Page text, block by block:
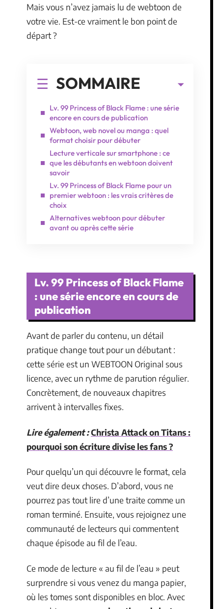
Mais vous n’avez jamais lu de webtoon de
votre vie. Est-ce vraiment le bon point de
départ ?
SOMMAIRE
Lv. 99 Princess of Black Flame : une série
encore en cours de publication
Webtoon, web novel ou manga : quel
format choisir pour débuter
Lecture verticale sur smartphone : ce
que les débutants en webtoon doivent
savoir
Lv. 99 Princess of Black Flame pour un
premier webtoon : les vrais critères de
choix
Alternatives webtoon pour débuter
avant ou après cette série
Lv. 99 Princess of Black Flame
: une série encore en cours de
publication
Avant de parler du contenu, un détail
pratique change tout pour un débutant :
cette série est un WEBTOON Original sous
licence, avec un rythme de parution régulier.
Concrètement, de nouveaux chapitres
arrivent à intervalles fixes.
Lire également :Christa Attack on Titans :
pourquoi son écriture divise les fans ?
Pour quelqu’un qui découvre le format, cela
veut dire deux choses. D’abord, vous ne
pourrez pas tout lire d’une traite comme un
roman terminé. Ensuite, vous rejoignez une
communauté de lecteurs qui commentent
chaque épisode au fil de l’eau.
Ce mode de lecture « au fil de l’eau » peut
surprendre si vous venez du manga papier,
où les tomes sont disponibles en bloc. Avec